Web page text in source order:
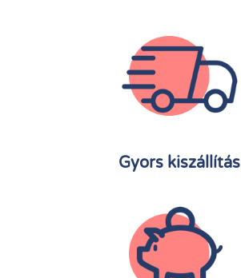
Gyors kiszállítás